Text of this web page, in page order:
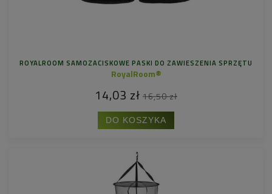
ROYALROOM SAMOZACISKOWE PASKI DO ZAWIESZENIA SPRZĘTU
RoyalRoom®
14,03 zł 16,50 zł
DO KOSZYKA